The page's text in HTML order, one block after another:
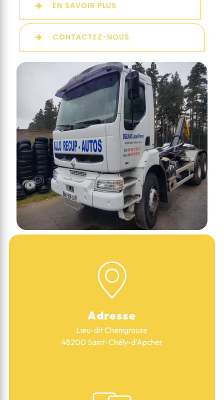
EN SAVOIR PLUS
CONTACTEZ-NOUS
Adresse
Lieu-dit Chenigrouse
48200 Saint-Chély-d'Apcher